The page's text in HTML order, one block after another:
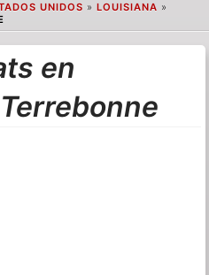
UNIDOS » LOUISIANA »
en